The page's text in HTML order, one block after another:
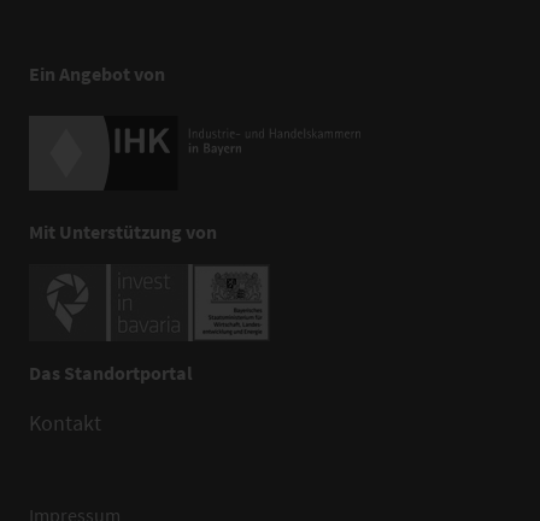
Ein Angebot von
Mit Unterstützung von
Das Standortportal
Kontakt
Impressum